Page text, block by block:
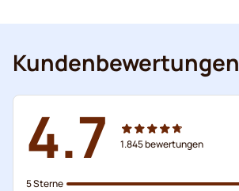
Kundenbewertungen
4.7 1.845bewertungen
5 Sterne